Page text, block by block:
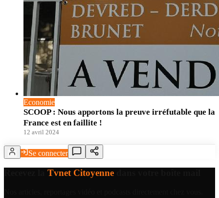
Economie
SCOOP : Nous apportons la preuve irréfutable que la
France est en faillite !
12 avril 2024
Se connecter
Tvnet Citoyenne